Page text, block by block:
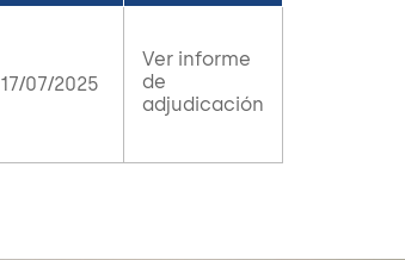
17/07/2025
Ver informe
de
adjudicación